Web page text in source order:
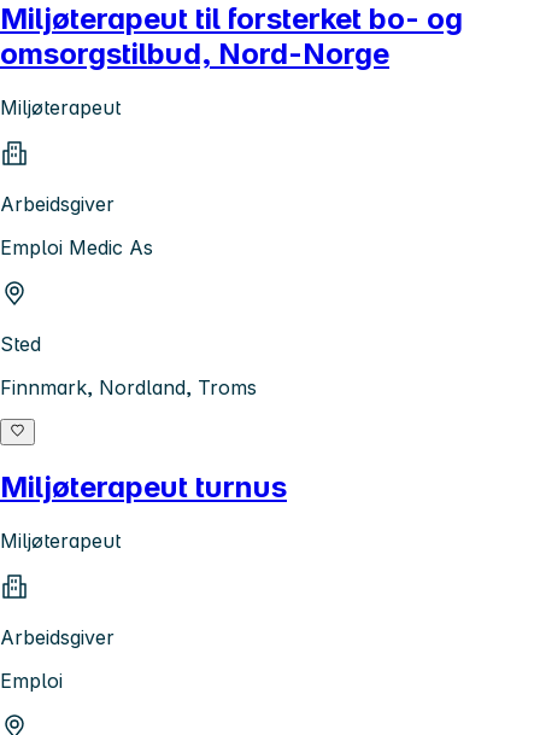
Miljøterapeut til forsterket bo- og
omsorgstilbud, Nord-Norge
Miljøterapeut
Arbeidsgiver
Emploi Medic As
Sted
Finnmark, Nordland, Troms
Miljøterapeut turnus
Miljøterapeut
Arbeidsgiver
Emploi